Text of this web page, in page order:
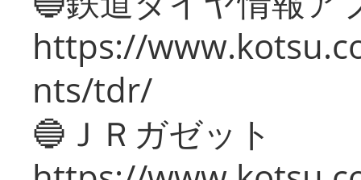
https://
nts/tdr/
🔵ＪＲガゼット